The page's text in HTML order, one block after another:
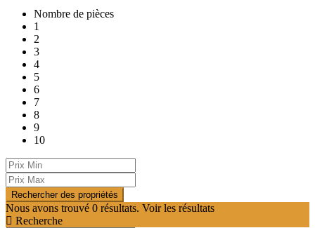
Nombre de pièces
1
2
3
4
5
6
7
8
9
10
Nous avons trouvé 0 résultats. Voir les résultats
Recherche